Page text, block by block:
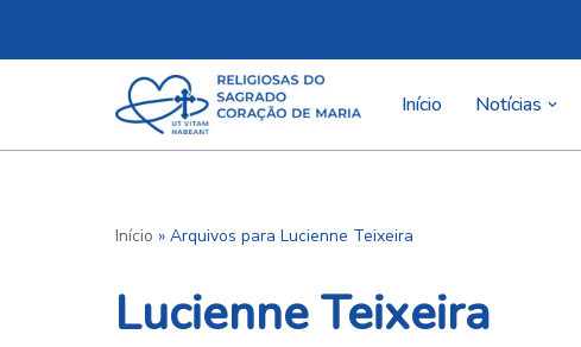
Pular
Início Notícias
Início » Arquivos para Lucienne Teixeira
Lucienne Teixeira